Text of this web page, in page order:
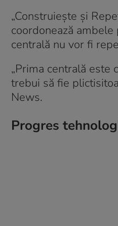
„Construiește și
coordonează
centrală nu vor fi
„Prima centrală este
trebui să fie
News.
Progres